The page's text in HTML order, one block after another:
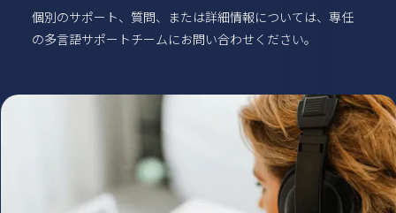
個別のサポート、質問、または詳細情報については、専任
の多言語サポートチームにお問い合わせください。